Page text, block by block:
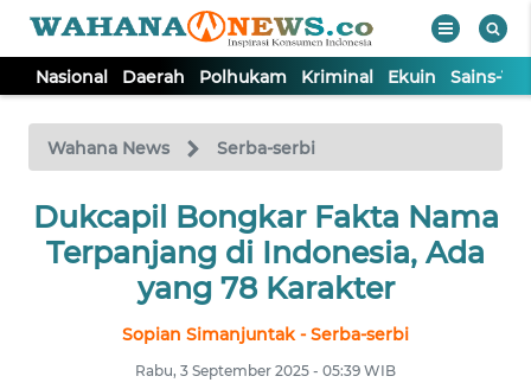
Nasional Daerah Polhukam Kriminal Ekuin Sains-
Wahana News Serba-serbi
Dukcapil Bongkar Fakta Nama
Terpanjang di Indonesia, Ada
yang 78 Karakter
Sopian Simanjuntak - Serba-serbi
Rabu, 3 September 2025 - 05:39 WIB
TV
Tutup
NASIONAL
POLHUKAM